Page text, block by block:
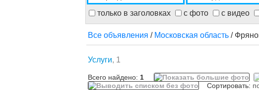
только в заголовках с фото с видео
Все объявления / Московская область /
Услуги, 1
Всего найдено: 1
Сортировать: